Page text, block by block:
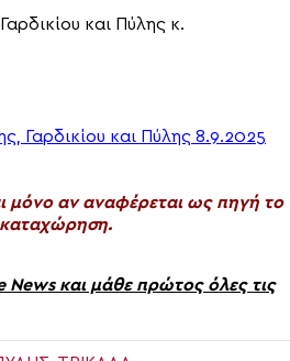
και Πύλης κ.
μόνο αν αναφέρεται ως πηγή το
News και μάθε πρώτος όλες τις